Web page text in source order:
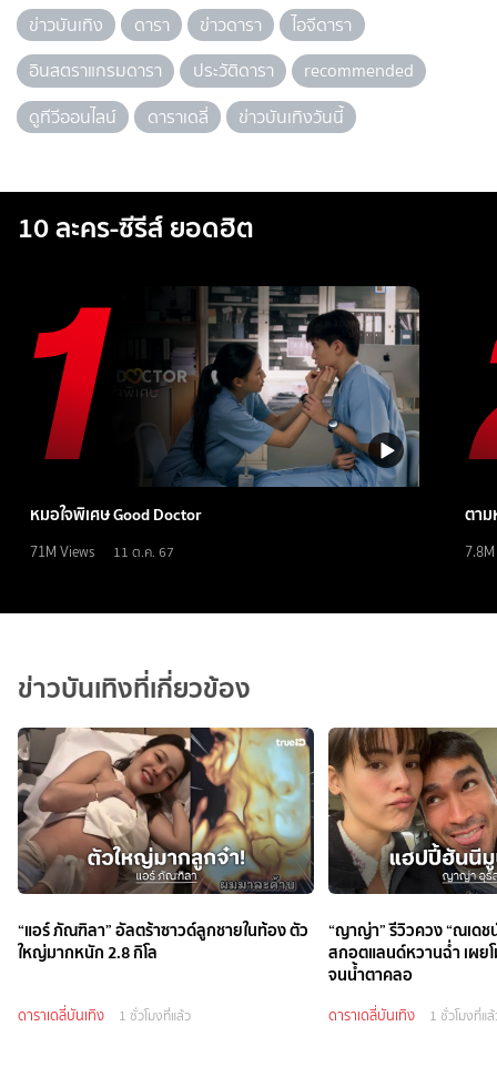
ข่าวบันเทิง ดารา ข่าวดารา
ไอจีดารา
อินสตราแกรมดารา
ประวัติดารา
recommended
ดูทีวีออนไลน์
ดาราเดลี่ ข่าวบันเทิงวันนี้
10 ละคร-ซีรีส์ ยอดฮิต
หมอใจพิเศษ Good Doctor
71M Views 11 ต.ค. 67
ตาม
7.8M
ข่าวบันเทิงที่เกี่ยวข้อง
“แอร์ ภัณฑิลา” อัลตร้าซาวด์ลูกชายในท้อง ตัว
ใหญ่มากหนัก 2.8 กิโล
ดาราเดลี่บันเทิง 1 ชั่วโมงที่แล้ว
“ญาญ่า” รีวิวควง “ณเด
สกอตแลนด์หวานฉ่ำ เผย
จนน้ำตาคลอ
ดาราเดลี่บันเทิง 1 ชั่วโมงที่แ